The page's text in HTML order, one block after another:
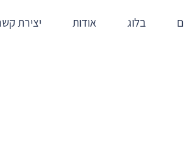
בלוג אודות יצירת